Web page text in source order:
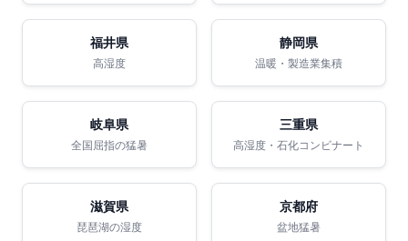
福井県
高湿度
静岡県
温暖・製造業集積
岐阜県
全国屈指の猛暑
三重県
高湿度・石化コンビナート
滋賀県
琵琶湖の湿度
京都府
盆地猛暑